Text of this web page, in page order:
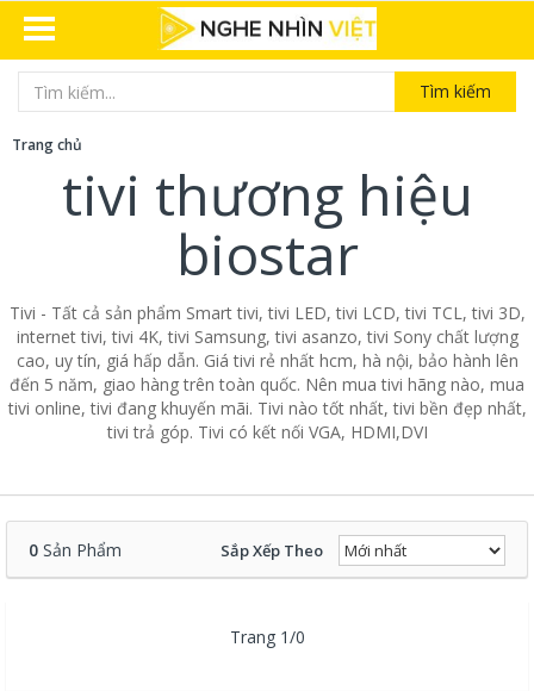
Tìm kiếm
Trang chủ
tivi thương hiệu
biostar
Tivi - Tất cả sản phẩm Smart tivi, tivi LED, tivi LCD, tivi TCL, tivi 3D,
internet tivi, tivi 4K, tivi Samsung, tivi asanzo, tivi Sony chất lượng
cao, uy tín, giá hấp dẫn. Giá tivi rẻ nhất hcm, hà nội, bảo hành lên
đến 5 năm, giao hàng trên toàn quốc. Nên mua tivi hãng nào, mua
tivi online, tivi đang khuyến mãi. Tivi nào tốt nhất, tivi bền đẹp nhất,
tivi trả góp. Tivi có kết nối VGA, HDMI,DVI
0 Sản Phẩm Sắp Xếp Theo
Trang 1/0